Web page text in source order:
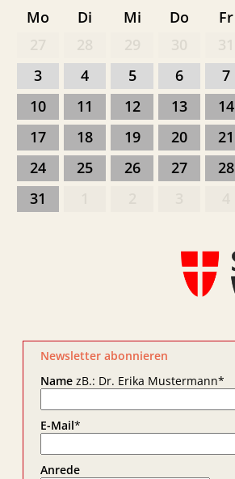
Mo Di Mi Do Fr
3
4 5 6 7
10
11 12 13 14
17
18 19 20 21
24
25 26 27 28
31
Newsletter abonnieren
NamezB.: Dr. Erika Mustermann*
E-Mail*
Anrede